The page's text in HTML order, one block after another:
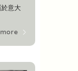
意大